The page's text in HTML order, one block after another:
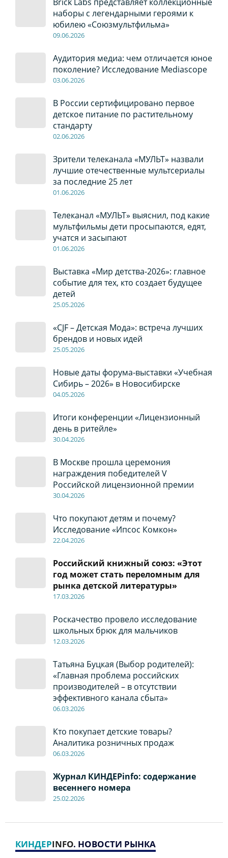
наборы с легендарными героями к
юбилею «Союзмультфильма»
09.06.2026
Аудитория медиа: чем отличается юное
поколение? Исследование Mediascope
03.06.2026
В России сертифицировано первое
детское питание по растительному
стандарту
02.06.2026
Зрители телеканала «МУЛЬТ» назвали
лучшие отечественные мультсериалы
за последние 25 лет
01.06.2026
Телеканал «МУЛЬТ» выяснил, под какие
мультфильмы дети просыпаются, едят,
учатся и засыпают
01.06.2026
Выставка «Мир детства-2026»: главное
событие для тех, кто создает будущее
детей
25.05.2026
«CJF – Детская Мода»: встреча лучших
брендов и новых идей
25.05.2026
Новые даты форума-выставки «Учебная
Сибирь – 2026» в Новосибирске
04.05.2026
Итоги конференции «Лицензионный
день в ритейле»
30.04.2026
В Москве прошла церемония
награждения победителей V
Российской лицензионной премии
30.04.2026
Что покупают детям и почему?
Исследование «Ипсос Комкон»
22.04.2026
Российский книжный союз: «Этот
год может стать переломным для
рынка детской литературы»
17.03.2026
Роскачество провело исследование
школьных брюк для мальчиков
12.03.2026
Татьяна Буцкая (Выбор родителей):
«Главная проблема российских
производителей – в отсутствии
эффективного канала сбыта»
06.03.2026
Кто покупает детские товары?
Аналитика розничных продаж
06.03.2026
Журнал КИНДЕРinfo: содержание
весеннего номера
25.02.2026
КИНДЕРINFO. НОВОСТИ РЫНКА